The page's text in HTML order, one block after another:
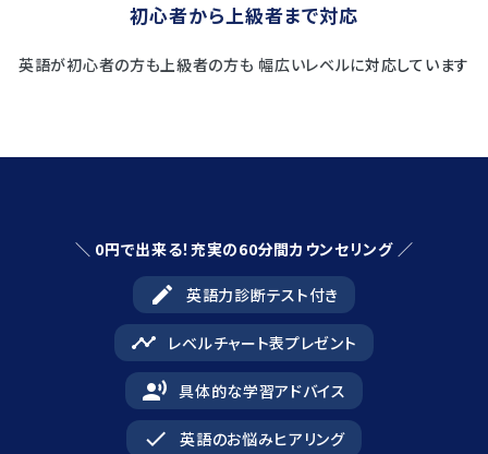
初心者から上級者まで対応
英語が初心者の方も上級者の方も 幅広いレベルに対応しています
＼ 0円で出来る！充実の60分間カウンセリング ／
edit 英語力診断テスト付き
timeline レベルチャート表プレゼント
record_voice_over 具体的な学習アドバイス
done 英語のお悩みヒアリング